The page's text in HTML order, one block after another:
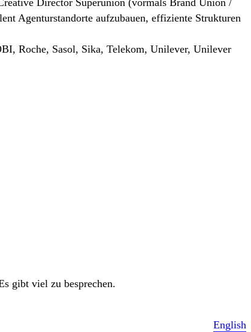
Agenturstandorte aufzubauen, effiziente Strukturen
Roche, Sasol, Sika, Telekom, Unilever, Unilever
gibt viel zu besprechen.
English